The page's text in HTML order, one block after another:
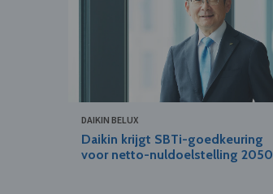
DAIKIN BELUX
Daikin krijgt SBTi-goedkeuring
voor netto-nuldoelstelling 2050